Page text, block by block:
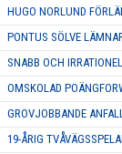
HUGO NORLUND
PONTUS SÖLVE
SNABB OCH
OMSKOLAD
GROVJOBBANDE
19-ÅRIG